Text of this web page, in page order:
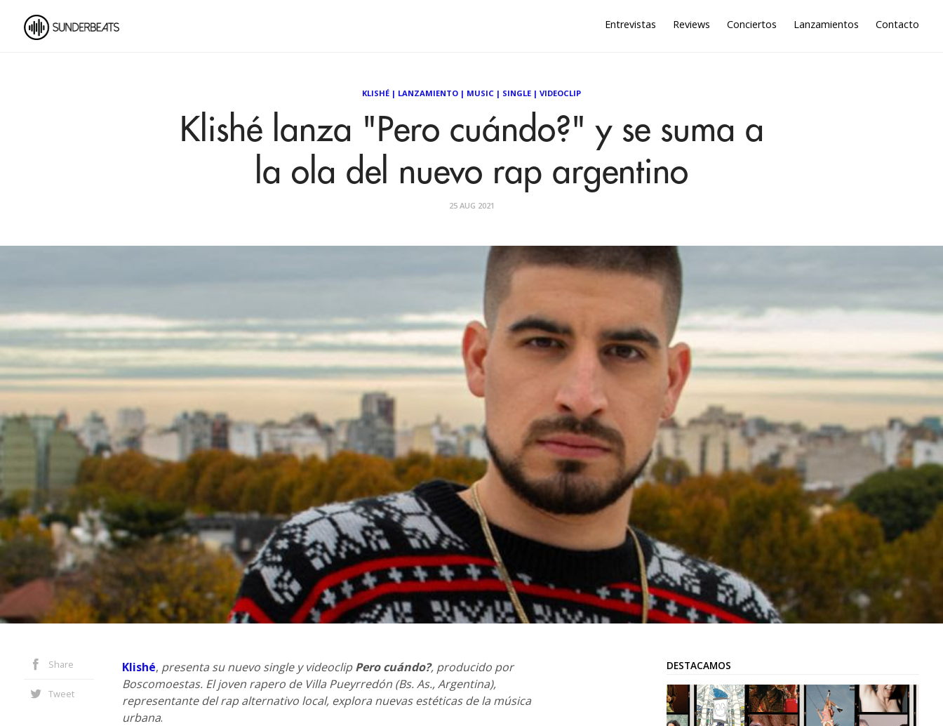
Entrevistas Reviews Conciertos Lanzamientos Contacto
KLISHÉ | LANZAMIENTO | MUSIC | SINGLE | VIDEOCLIP
Klishé lanza "Pero cuándo?" y se suma a
la ola del nuevo rap argentino
25 AUG 2021
Share
Tweet
Klishé, presenta su nuevo single y videoclipPero cuándo?, producido por
Boscomoestas. El joven rapero de Villa Pueyrredón (Bs. As., Argentina),
representante del rap alternativo local, explora nuevas estéticas de la música
urbana.
DESTACAMOS